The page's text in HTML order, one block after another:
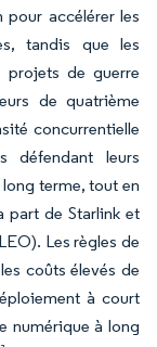
accélérer les
tandis que les
projets de guerre
de quatrième
concurrentielle
défendant leurs
terme, tout en
part de Starlink et
Les règles de
coûts élevés de
à court
numérique à long